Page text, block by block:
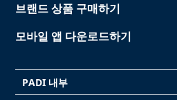
브랜드 상품 구매하기
모바일 앱 다운로드하기
PADI 내부